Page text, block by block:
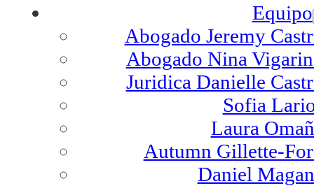
Equipo
Abogado Jeremy
Abogado Nina
Juridica Danielle
Sofia
Laura
Autumn Gillette-
Daniel